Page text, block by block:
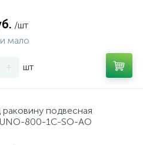
/шт
мало
+ шт
подвесная
800-1C-SO-AO